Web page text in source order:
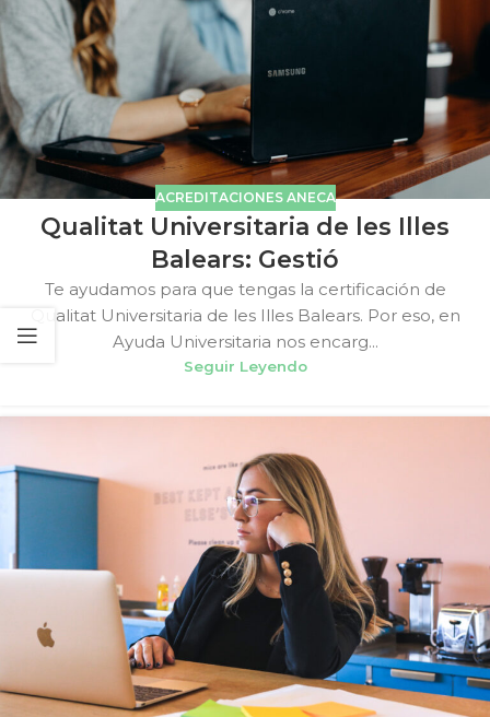
ACREDITACIONES ANECA
Qualitat Universitaria de les Illes
Balears: Gestió
Te ayudamos para que tengas la certificación de
Qualitat Universitaria de les Illes Balears. Por eso, en
Ayuda Universitaria nos encarg...
Seguir Leyendo